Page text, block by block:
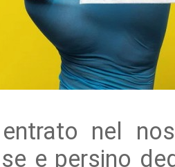
nel
e persino